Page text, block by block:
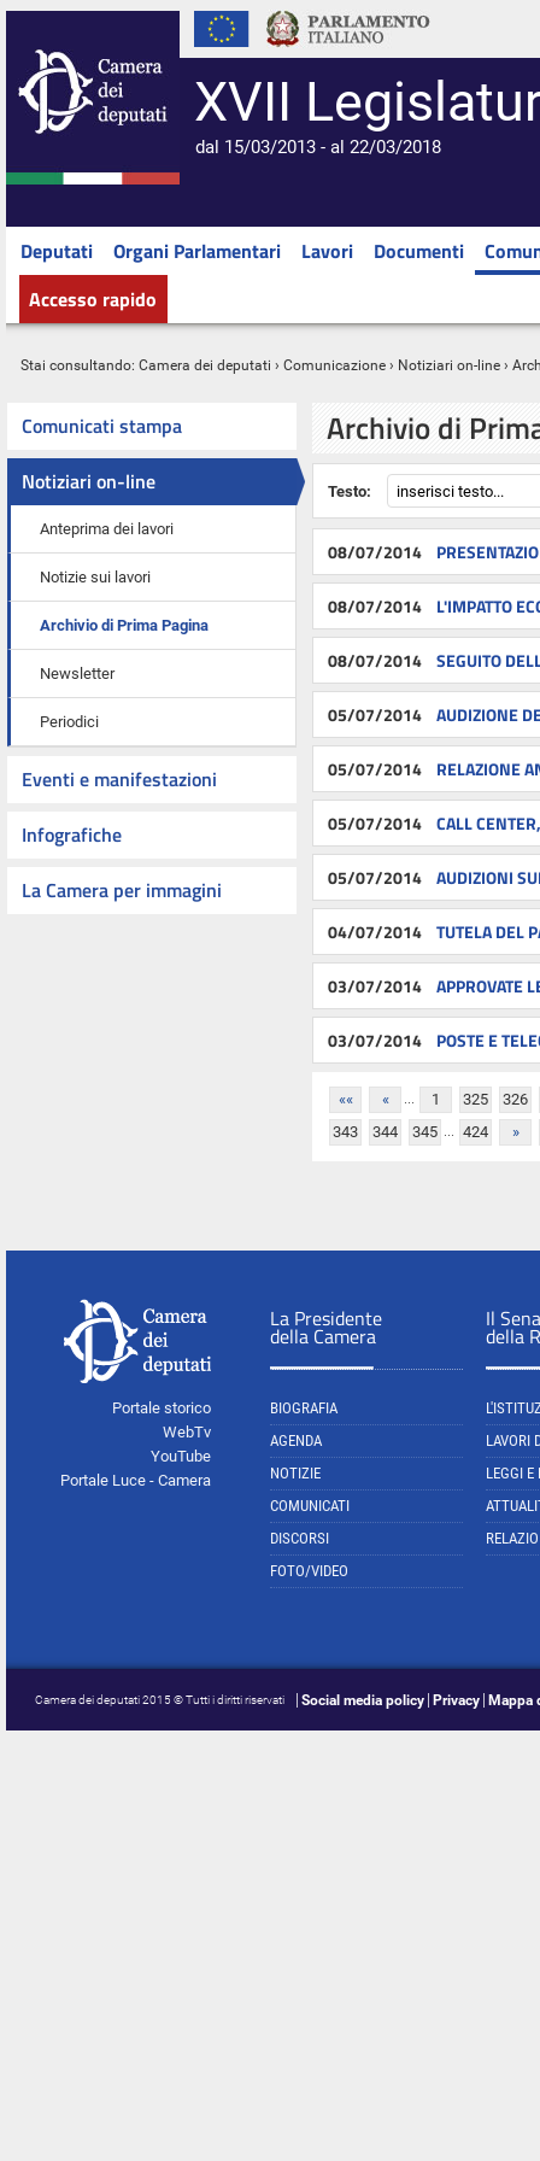
XVII
dal 15/03/2013 - al 22/03/2018
Deputati Organi Parlamentari Lavori Documenti
Accesso rapido
Stai consultando: Camera dei deputati › Comunicazione › Notiziari on-line ›
Comunicati stampa
Notiziari on-line
Anteprima dei lavori
Notizie sui lavori
Archivio di Prima Pagina
Newsletter
Periodici
Eventi e manifestazioni
Infografiche
La Camera per immagini
Archivio di
Testo:
08/07/2014
08/07/2014 L'IMPATTO
08/07/2014 SEGUITO
05/07/2014 AUDIZIONE
05/07/2014 RELAZIONE
05/07/2014 CALL
05/07/2014 AUDIZIONI
04/07/2014 TUTELA DEL
03/07/2014 APPROVATE
03/07/2014 POSTE E
«« « 1
... 325
326
343
344 345 ... 424 »
Portale storico
WebTv
YouTube
Portale Luce - Camera
La Presidente
della Camera
BIOGRAFIA
AGENDA
NOTIZIE
COMUNICATI
DISCORSI
FOTO/VIDEO
Il
della
LAVORI
LEGGI E
Camera dei deputati 2015 © Tutti i diritti riservati Social media policy Privacy Mappa